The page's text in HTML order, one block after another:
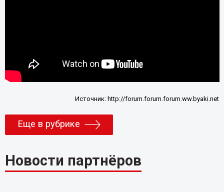
Источник:http://forum.forum.forum.ww.byaki.net
Еще в рубрике
Новости партнёров